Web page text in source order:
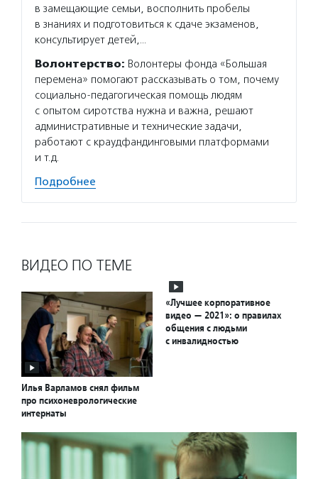
в замещающие семьи, восполнить пробелы
в знаниях и подготовиться к сдаче экзаменов,
консультирует детей,…
Волонтерство: Волонтеры фонда «Большая
перемена» помогают рассказывать о том, почему
социально-педагогическая помощь людям
с опытом сиротства нужна и важна, решают
административные и технические задачи,
работают с краудфандинговыми платформами
и т.д.
Подробнее
ВИДЕО ПО ТЕМЕ
Илья Варламов снял фильм
про психоневрологические
интернаты
«Лучшее корпоративное
видео — 2021»: о правилах
общения с людьми
с инвалидностью